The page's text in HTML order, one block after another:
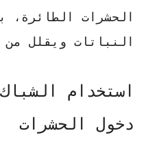
الحشرات الطائرة،
النباتات ويقلل من
استخدام
دخول الحشرات